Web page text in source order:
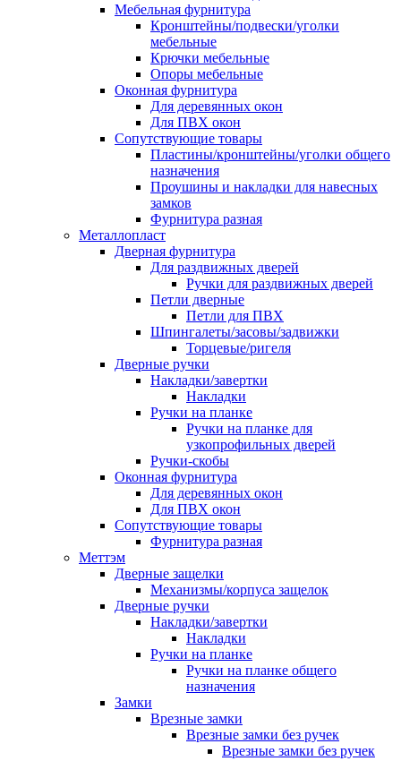
Мебельная фурнитура
Кронштейны/подвески/уголки
мебельные
Крючки мебельные
Опоры мебельные
Оконная фурнитура
Для деревянных окон
Для ПВХ окон
Сопутствующие товары
Пластины/кронштейны/уголки общего
назначения
Проушины и накладки для навесных
замков
Фурнитура разная
Металлопласт
Дверная фурнитура
Для раздвижных дверей
Ручки для раздвижных дверей
Петли дверные
Петли для ПВХ
Шпингалеты/засовы/задвижки
Торцевые/ригеля
Дверные ручки
Накладки/завертки
Накладки
Ручки на планке
Ручки на планке для
узкопрофильных дверей
Ручки-скобы
Оконная фурнитура
Для деревянных окон
Для ПВХ окон
Сопутствующие товары
Фурнитура разная
Меттэм
Дверные защелки
Механизмы/корпуса защелок
Дверные ручки
Накладки/завертки
Накладки
Ручки на планке
Ручки на планке общего
назначения
Замки
Врезные замки
Врезные замки без ручек
Врезные замки без ручек